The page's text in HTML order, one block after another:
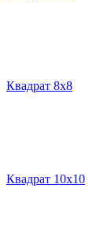
Квадрат 8х8
Квадрат 10х10